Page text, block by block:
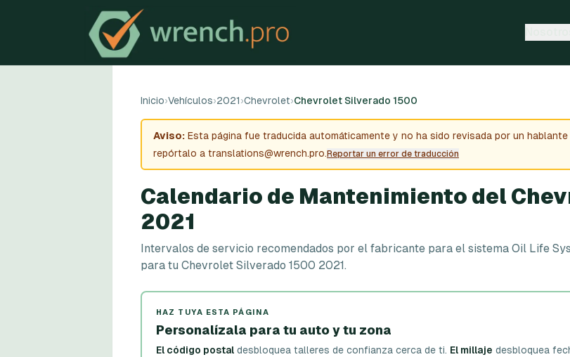
Inicio›Vehículos›2021›Chevrolet›Chevrolet Silverado 1500
Aviso: Esta página fue traducida automáticamente y no ha sido revisada por un
repórtalo a translations@wrench.pro. Reportar un error de traducción
Calendario de Mantenimiento del
2021
Intervalos de servicio recomendados por el fabricante para el sistema Oil Life
para tu Chevrolet Silverado 1500 2021.
HAZ TUYA ESTA PÁGINA
Personalízala para tu auto y tu zona
El código postal desbloquea talleres de confianza cerca de ti. El millaje desbloquea